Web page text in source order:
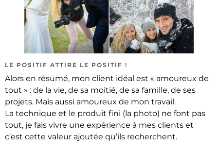
LE POSITIF ATTIRE LE POSITIF !
Alors en résumé, mon client idéal est « amoureux de
tout » : de la vie, de sa moitié, de sa famille, de ses
projets. Mais aussi amoureux de mon travail.
La technique et le produit fini (la photo) ne font pas
tout, je fais vivre une expérience à mes clients et
c’est cette valeur ajoutée qu’ils recherchent.